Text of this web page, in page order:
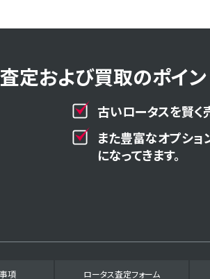
定および買取のポイン
古いロータスを賢く
また豊富なオプシ
になってきます。
項 ロータス査定フォーム